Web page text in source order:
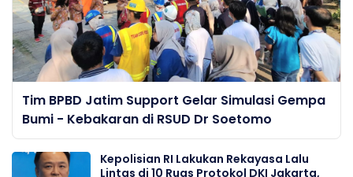
Tim BPBD Jatim Support Gelar Simulasi Gempa
Bumi - Kebakaran di RSUD Dr Soetomo
Kepolisian RI Lakukan Rekayasa Lalu
Lintas di 10 Ruas Protokol DKI Jakarta,